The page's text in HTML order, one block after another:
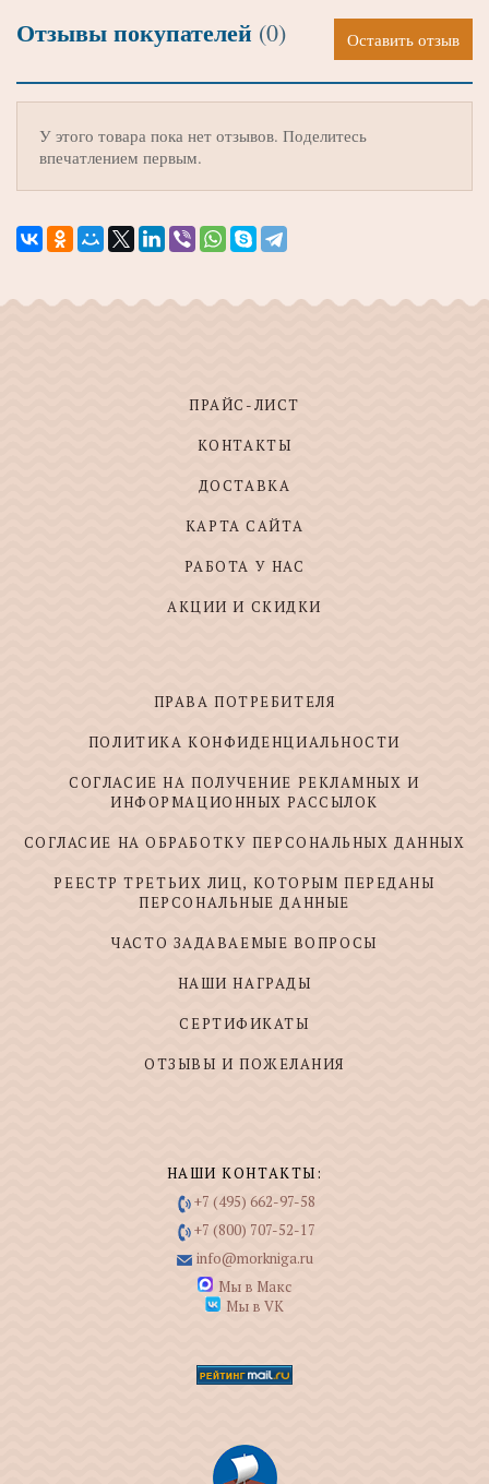
Отзывы покупателей (0) Оставить отзыв
У этого товара пока нет отзывов. Поделитесь
впечатлением первым.
ПРАЙС-ЛИСТ
КОНТАКТЫ
ДОСТАВКА
КАРТА САЙТА
РАБОТА У НАС
АКЦИИ И СКИДКИ
ПРАВА ПОТРЕБИТЕЛЯ
ПОЛИТИКА КОНФИДЕНЦИАЛЬНОСТИ
СОГЛАСИЕ НА ПОЛУЧЕНИЕ РЕКЛАМНЫХ И
ИНФОРМАЦИОННЫХ РАССЫЛОК
СОГЛАСИЕ НА ОБРАБОТКУ ПЕРСОНАЛЬНЫХ ДАННЫХ
РЕЕСТР ТРЕТЬИХ ЛИЦ, КОТОРЫМ ПЕРЕДАНЫ
ПЕРСОНАЛЬНЫЕ ДАННЫЕ
ЧАСТО ЗАДАВАЕМЫЕ ВОПРОСЫ
НАШИ НАГРАДЫ
СЕРТИФИКАТЫ
ОТЗЫВЫ И ПОЖЕЛАНИЯ
НАШИ КОНТАКТЫ:
+7 (495) 662-97-58
+7 (800) 707-52-17
info@morkniga.ru
Мы в Макс
Мы в VK